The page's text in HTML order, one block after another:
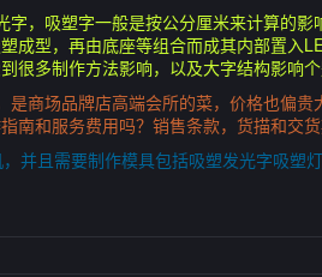
字，吸塑字一般是按公分厘米来计算的
成型，再由底座等组合而成其内部置入
很多制作方法影响，以及大字结构影响个
是商场品牌店高端会所的菜，价格也偏
南和服务费用吗？销售条款，货描和交货
并且需要制作模具包括吸塑发光字吸塑